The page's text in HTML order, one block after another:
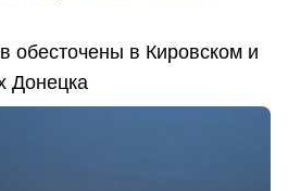
обесточены в Кировском и
Донецка